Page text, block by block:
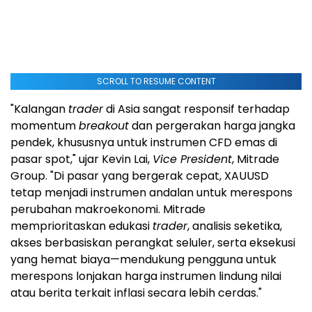
SCROLL TO RESUME CONTENT
"Kalangan traderdi Asia sangat responsif terhadap
momentumbreakoutdan pergerakan harga jangka
pendek, khususnya untuk instrumen CFD emas di
pasar spot," ujar Kevin Lai, Vice President, Mitrade
Group. "Di pasar yang bergerak cepat, XAUUSD
tetap menjadi instrumen andalan untuk merespons
perubahan makroekonomi. Mitrade
memprioritaskan edukasi trader, analisis seketika,
akses berbasiskan perangkat seluler, serta eksekusi
yang hemat biaya—mendukung pengguna untuk
merespons lonjakan harga instrumen lindung nilai
atau berita terkait inflasi secara lebih cerdas."